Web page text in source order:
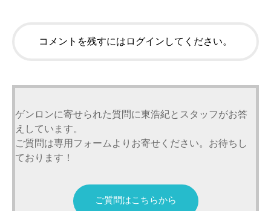
コメントを残すにはログインしてください。
ゲンロンに寄せられた質問に東浩紀とスタッフがお答
えしています。
ご質問は専用フォームよりお寄せください。お待ちし
ております！
ご質問はこちらから